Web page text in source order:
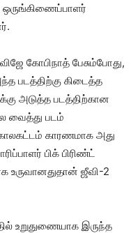
ஒருங்கிணைப்பாளர்
கோபிநாத் பேசும்போது,
படத்திற்கு கிடைத்த
அடுத்த படத்திற்கான
வைத்து படம்
காரணமாக அது
பிக் பிரிண்ட்
உருவானதுதான் ஜீவி-2
உறுதுணையாக இருந்த